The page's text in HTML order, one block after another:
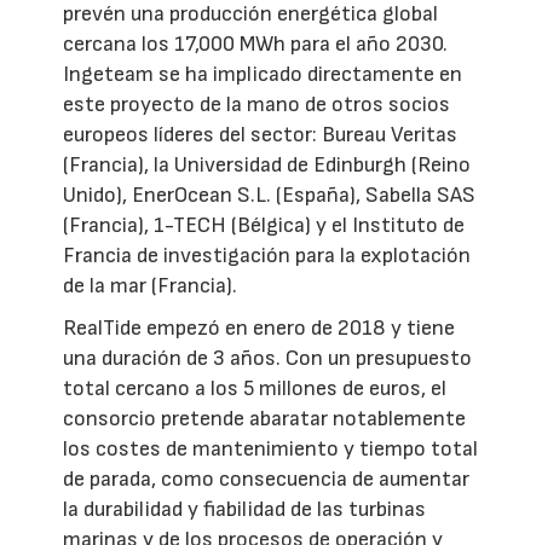
prevén una producción energética global
cercana los 17,000 MWh para el año 2030.
Ingeteam se ha implicado directamente en
este proyecto de la mano de otros socios
europeos líderes del sector: Bureau Veritas
(Francia), la Universidad de Edinburgh (Reino
Unido), EnerOcean S.L. (España), Sabella SAS
(Francia), 1-TECH (Bélgica) y el Instituto de
Francia de investigación para la explotación
de la mar (Francia).
RealTide empezó en enero de 2018 y tiene
una duración de 3 años. Con un presupuesto
total cercano a los 5 millones de euros, el
consorcio pretende abaratar notablemente
los costes de mantenimiento y tiempo total
de parada, como consecuencia de aumentar
la durabilidad y fiabilidad de las turbinas